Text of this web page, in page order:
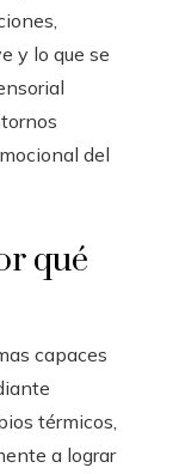
y lo que se
del
qué
capaces
térmicos,
a lograr